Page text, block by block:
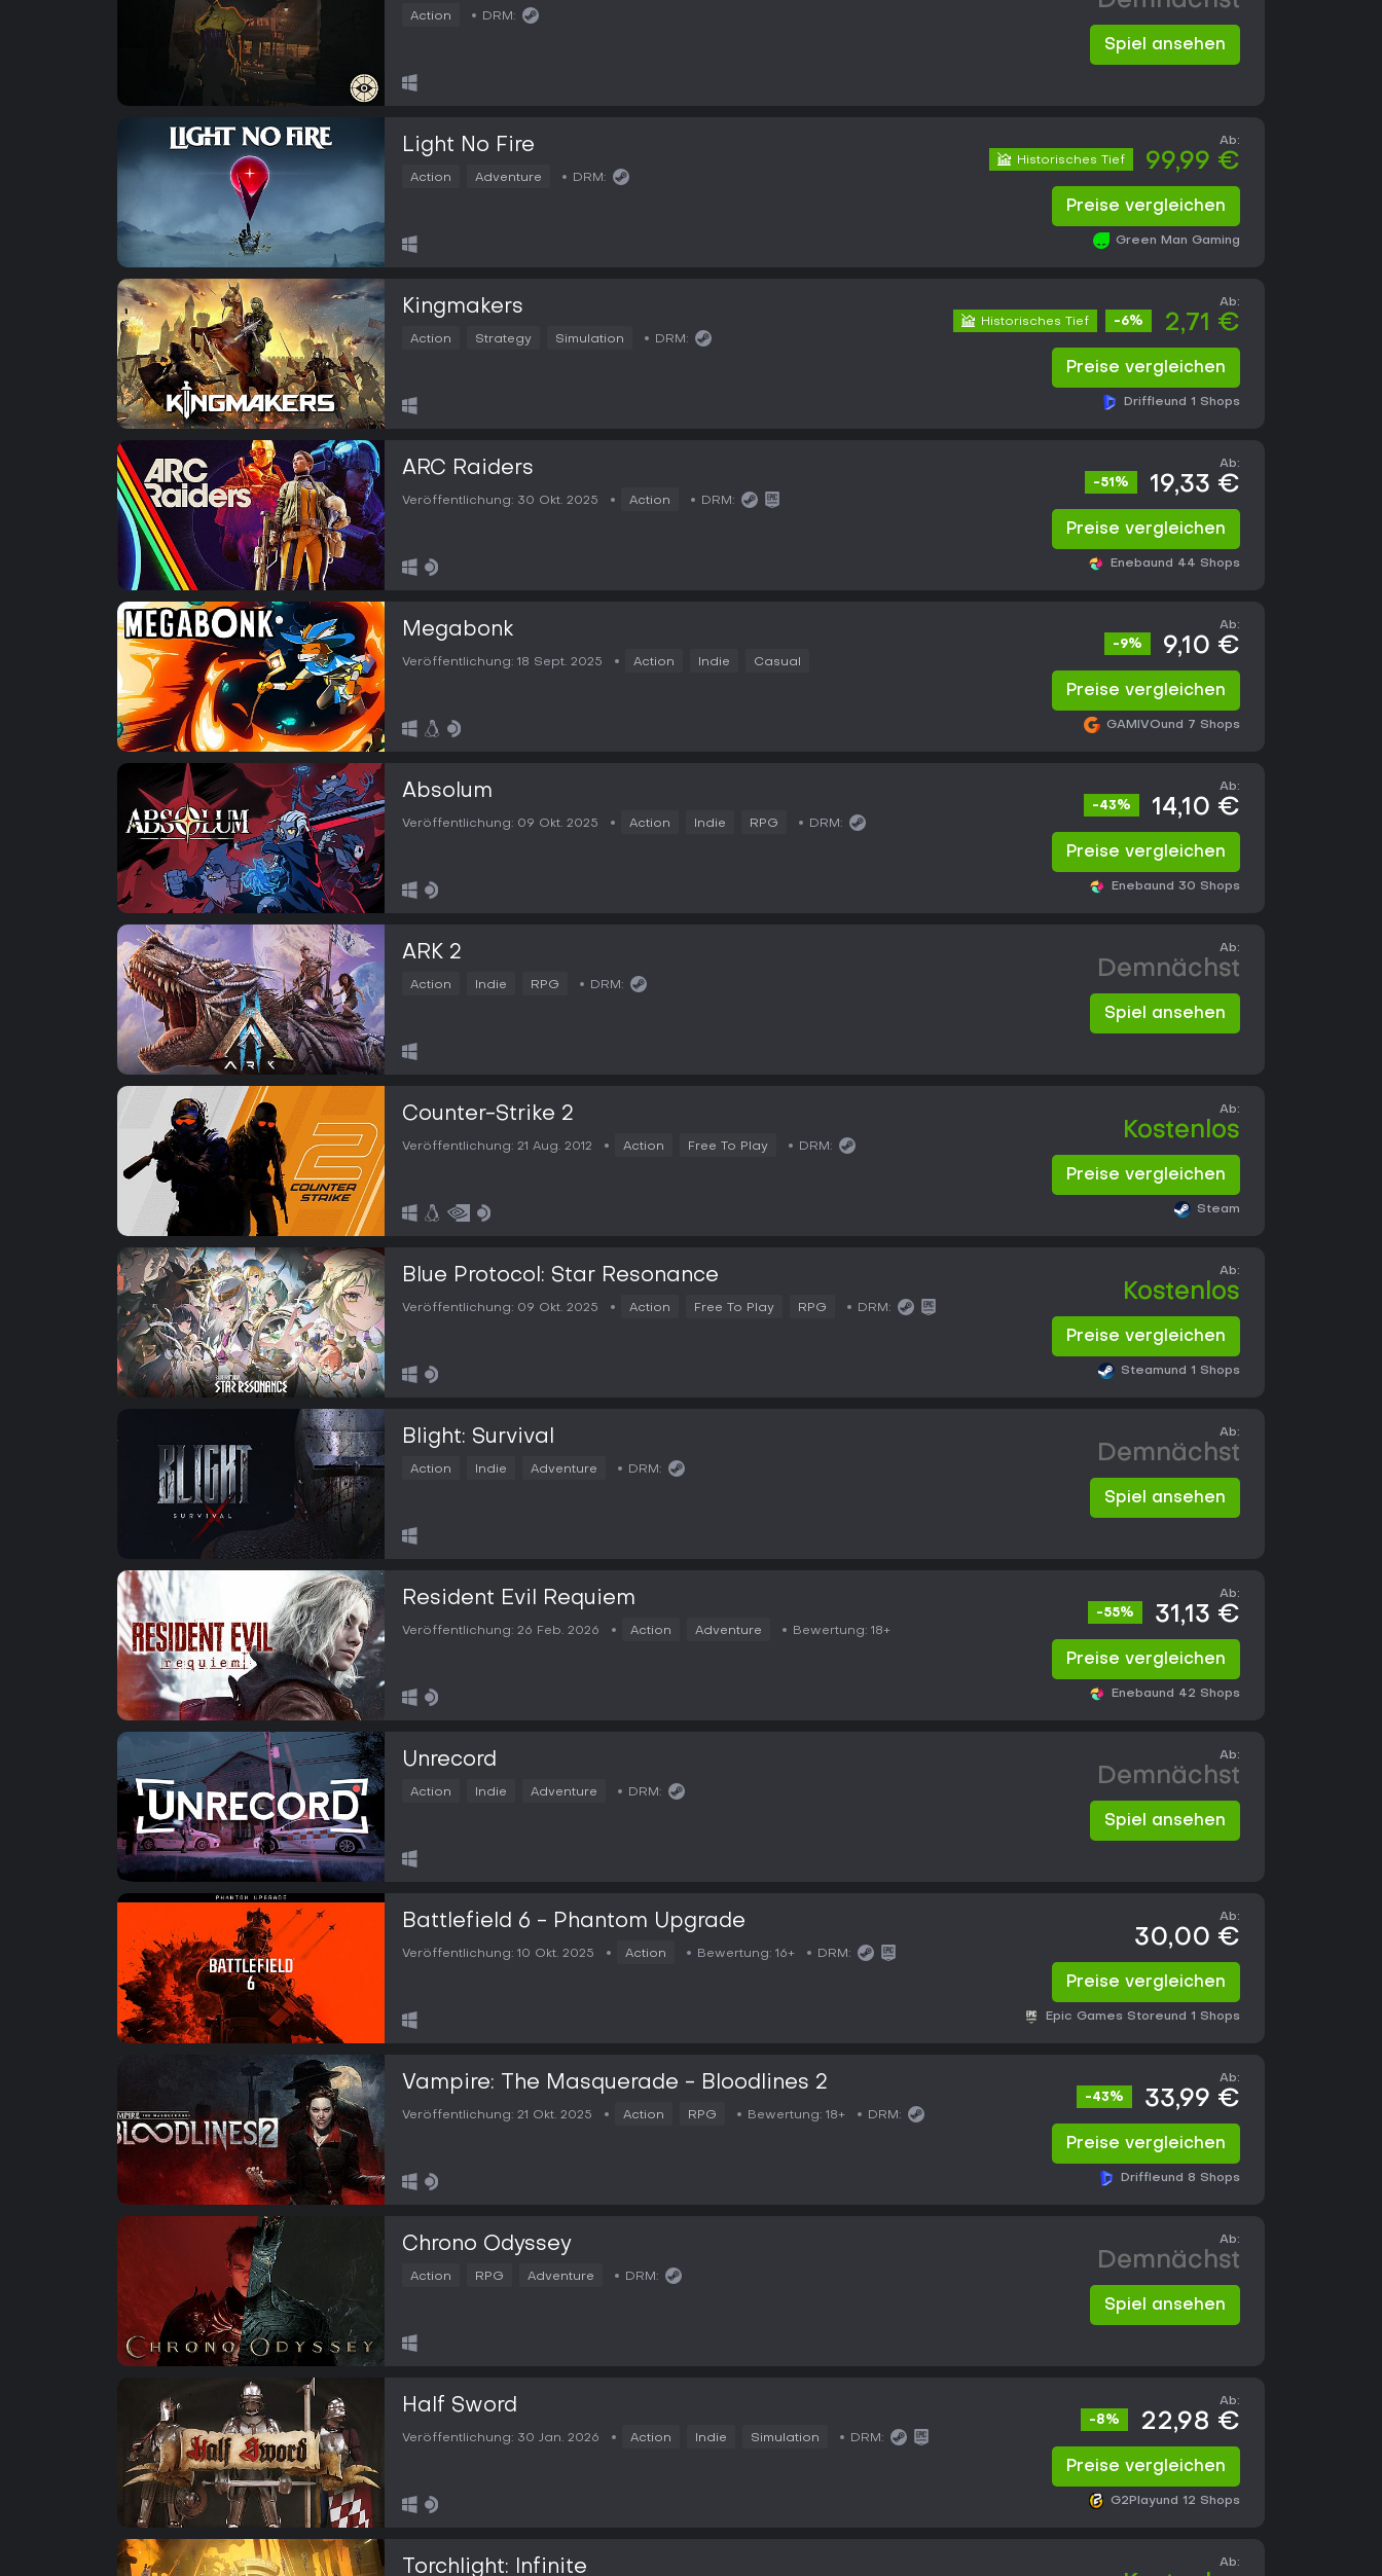
Action DRM:
Spiel ansehen
Light No Fire
Action Adventure DRM:
Historisches Tief
Ab:
99,99 €
Preise vergleichen
Green Man Gaming
Kingmakers
Action Strategy Simulation DRM:
Historisches Tief -6%
Ab:
2,71 €
Preise vergleichen
Driffleund 1 Shops
ARC Raiders
Veröffentlichung: 30 Okt. 2025 Action DRM:
-51%
Ab:
19,33 €
Preise vergleichen
Enebaund 44 Shops
Megabonk
Veröffentlichung: 18 Sept. 2025 Action Indie Casual
-9%
Ab:
9,10 €
Preise vergleichen
GAMIVOund 7 Shops
Absolum
Veröffentlichung: 09 Okt. 2025 Action Indie RPG DRM:
-43%
Ab:
14,10 €
Preise vergleichen
Enebaund 30 Shops
ARK 2
Action Indie RPG DRM:
Ab:
Demnächst
Spiel ansehen
Counter-Strike 2
Veröffentlichung: 21 Aug. 2012 Action Free To Play DRM:
Ab:
Kostenlos
Preise vergleichen
Steam
Blue Protocol: Star Resonance
Veröffentlichung: 09 Okt. 2025 Action Free To Play RPG DRM:
Ab:
Kostenlos
Preise vergleichen
Steamund 1 Shops
Blight: Survival
Action Indie Adventure DRM:
Ab:
Demnächst
Spiel ansehen
Resident Evil Requiem
Veröffentlichung: 26 Feb. 2026 Action Adventure Bewertung: 18+
-55%
Ab:
31,13 €
Preise vergleichen
Enebaund 42 Shops
Unrecord
Action Indie Adventure DRM:
Ab:
Demnächst
Spiel ansehen
Battlefield 6 - Phantom Upgrade
Veröffentlichung: 10 Okt. 2025 Action Bewertung: 16+ DRM:
Ab:
30,00 €
Preise vergleichen
Epic Games Storeund 1 Shops
Vampire: The Masquerade - Bloodlines 2
Veröffentlichung: 21 Okt. 2025 Action RPG Bewertung: 18+ DRM:
-43%
Ab:
33,99 €
Preise vergleichen
Driffleund 8 Shops
Chrono Odyssey
Action RPG Adventure DRM:
Ab:
Demnächst
Spiel ansehen
Half Sword
Veröffentlichung: 30 Jan. 2026 Action Indie Simulation DRM:
-8%
Ab:
22,98 €
Preise vergleichen
G2Playund 12 Shops
Torchlight: Infinite Ab: